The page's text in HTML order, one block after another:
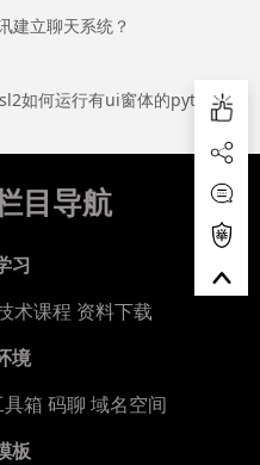
建立聊天系统？
如何运行有ui窗体的python
目导航
习
术课程 资料下载
境
箱 码聊 域名空间
板